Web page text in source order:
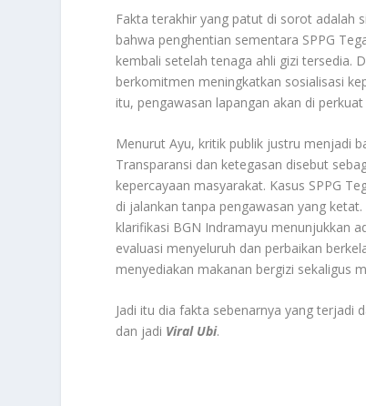
Fakta terakhir yang patut di sorot adalah
bahwa penghentian sementara SPPG
kembali setelah tenaga ahli gizi tersedia.
berkomitmen meningkatkan sosialisasi
itu, pengawasan lapangan akan di
Menurut Ayu, kritik publik justru menjadi
Transparansi dan ketegasan disebut
kepercayaan masyarakat. Kasus SPPG
di jalankan tanpa pengawasan yang
klarifikasi BGN Indramayu menunjukkan
evaluasi menyeluruh dan perbaikan
menyediakan makanan bergizi sekaligus
Jadi itu dia fakta sebenarnya yang terjadi
dan jadi Viral Ubi.